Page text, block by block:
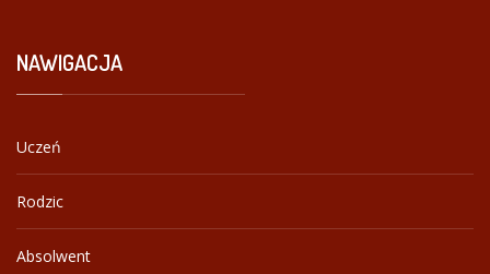
NAWIGACJA
Uczeń
Rodzic
Absolwent